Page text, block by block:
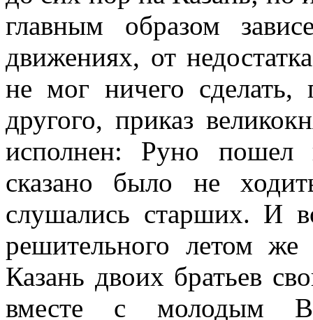
главным образом
движениях, от
не мог ничего
другого, приказ
исполнен: Руно пошел
сказано было не
слушались старших. И
решительного летом
Казань двоих братьев
вместе с молодым